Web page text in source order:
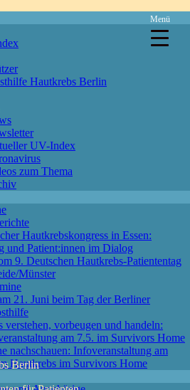
Hautkrebs Berlin
UV-Index
zum Thema
Hautkrebskongress in Essen:
und Patient:innen im Dialog
9. Deutschen Hautkrebs-Patiententag
Münster
21. Juni beim Tag der Berliner
verstehen, vorbeugen und handeln:
am 7.5. im Survivors Home
nachschauen: Infoveranstaltung am
Hautkrebs im Survivors Home
Berlin
Menü